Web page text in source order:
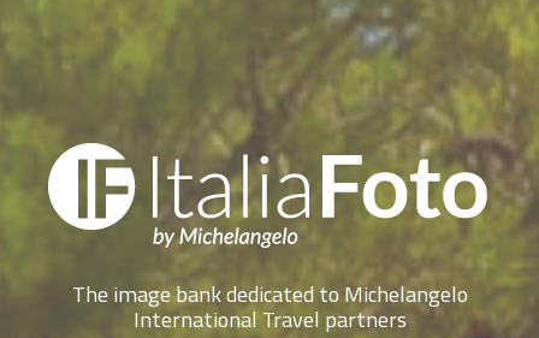
The image bank dedicated to Michelangelo
International Travel partners